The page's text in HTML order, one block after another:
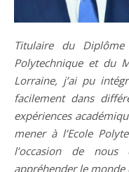
Titulaire du Diplôme
Polytechnique et du
Lorraine, j’ai pu
facilement dans
expériences
mener à l’Ecole
l’occasion de
appréhender le monde